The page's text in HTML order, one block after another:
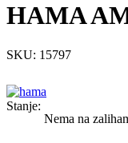
HAMA
SKU: 15797
Stanje:
Nema na